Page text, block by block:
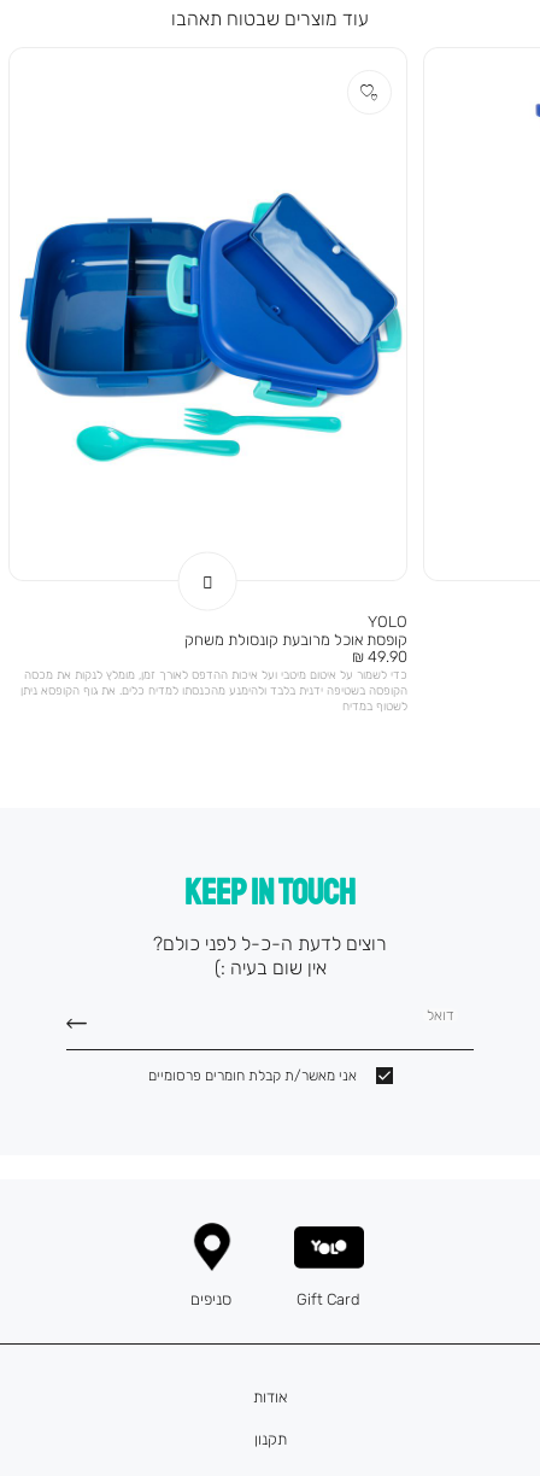
עוד מוצרים שבטוח תאהבו
YOLO
קופסת אוכל מרובעת קונסולת משחק
מחיר
מוצר
49.90 ₪
כדי לשמור על איטום מיטבי ועל איכות ההדפס לאורך זמן, מומלץ לנקות את מכסה
הקופסה בשטיפה ידנית בלבד ולהימנע מהכנסתו למדיח כלים. את גוף הקופסא ניתן
לשטוף במדיח
KEEP IN TOUCH
רוצים לדעת ה-כ-ל לפני כולם?
אין שום בעיה :)
דואל
אני מאשר/ת קבלת חומרים פרסומיים
אודות
תקנון
Gift Card סניפים